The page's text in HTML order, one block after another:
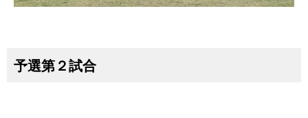
予選第２試合